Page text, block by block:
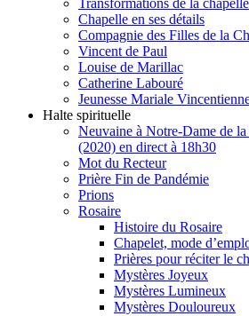
Chapelle en ses détails
Compagnie des Filles de la
Vincent de Paul
Louise de Marillac
Catherine Labouré
Jeunesse Mariale
Halte spirituelle
Neuvaine à Notre-Dame de
(2020) en direct à 18h30
Mot du Recteur
Prière Fin de Pandémie
Prions
Rosaire
Histoire du Rosaire
Chapelet, mode
Prières pour réciter le
Mystères Joyeux
Mystères Lumineux
Mystères Douloureux